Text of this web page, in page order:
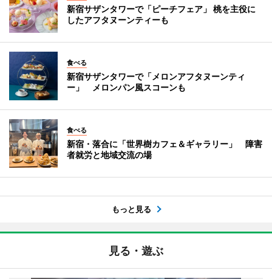
新宿サザンタワーで「ピーチフェア」 桃を主役に
したアフタヌーンティーも
食べる
新宿サザンタワーで「メロンアフタヌーンティ
ー」 メロンパン風スコーンも
食べる
新宿・落合に「世界樹カフェ＆ギャラリー」 障害
者就労と地域交流の場
もっと見る
見る・遊ぶ